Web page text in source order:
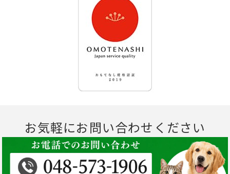
お気軽にお問い合わせください